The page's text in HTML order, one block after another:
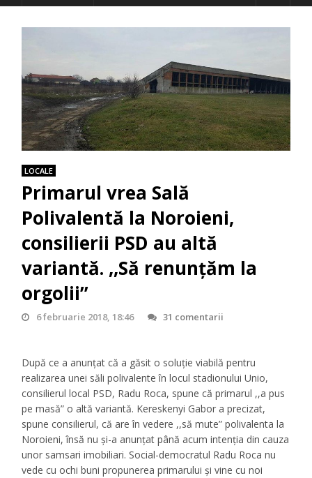
LOCALE
Primarul vrea Sală
Polivalentă la Noroieni,
consilierii PSD au altă
variantă. ,,Să renunțăm la
orgolii”
6 februarie 2018, 18:46 31 comentarii
După ce a anunțat că a găsit o soluție viabilă pentru
realizarea unei săli polivalente în locul stadionului Unio,
consilierul local PSD, Radu Roca, spune că primarul ,,a pus
pe masă” o altă variantă. Kereskenyi Gabor a precizat,
spune consilierul, că are în vedere ,,să mute” polivalenta la
Noroieni, însă nu și-a anunțat până acum intenția din cauza
unor samsari imobiliari. Social-democratul Radu Roca nu
vede cu ochi buni propunerea primarului și vine cu noi